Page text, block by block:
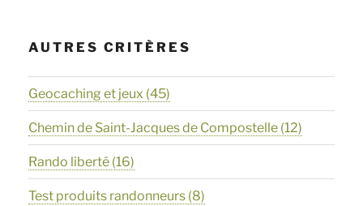
AUTRES CRITÈRES
Geocaching et jeux (45)
Chemin de Saint-Jacques de Compostelle (12)
Rando liberté (16)
Test produits randonneurs (8)